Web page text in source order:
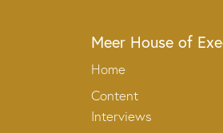
Meer House of
Home
Content
Interviews